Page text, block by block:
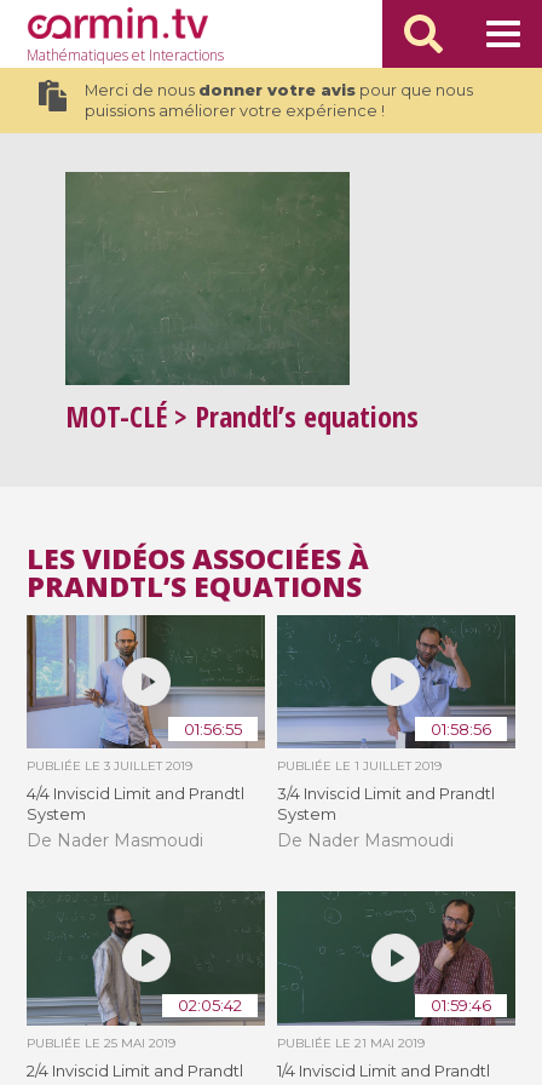
Mathématiqueset Interactions
Merci de nous donner votre avispour que nous
puissions améliorer votre expérience !
MOT-CLÉ > Prandtl’s equations
LES VIDÉOS ASSOCIÉES À
PRANDTL’S EQUATIONS
01:56:55
PUBLIÉE LE3 JUILLET 2019
4/4 Inviscid Limit and Prandtl
System
De Nader Masmoudi
01:58:56
PUBLIÉE LE 1 JUILLET 2019
3/4 Inviscid Limit and Prandtl
System
De Nader Masmoudi
02:05:42
PUBLIÉE LE25 MAI 2019
2/4 Inviscid Limit and Prandtl
01:59:46
PUBLIÉE LE 21 MAI 2019
1/4 Inviscid Limit and Prandtl